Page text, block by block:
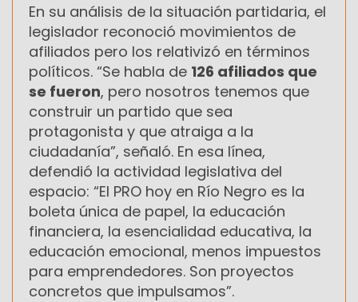
En su análisis de la situación partidaria, el
legislador reconoció movimientos de
afiliados pero los relativizó en términos
políticos. “Se habla de 126 afiliados que
se fueron, pero nosotros tenemos que
construir un partido que sea
protagonista y que atraiga a la
ciudadanía”, señaló. En esa línea,
defendió la actividad legislativa del
espacio: “El PRO hoy en Río Negro es la
boleta única de papel, la educación
financiera, la esencialidad educativa, la
educación emocional, menos impuestos
para emprendedores. Son proyectos
concretos que impulsamos”.